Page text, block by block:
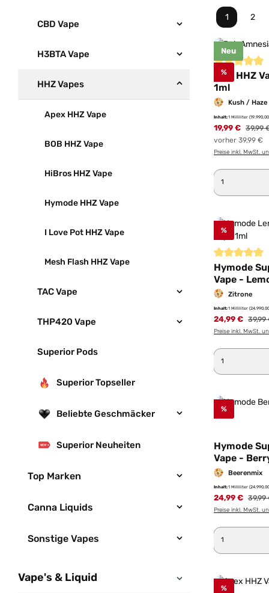
CBD Vape
H3BTA Vape
HHZ Vapes
Apex HHZ Vape
BOB HHZ Vape
HiBros HHZ Vape
Hymode HHZ Vape
I Love Pot HHZ Vape
Mesh Flash HHZ Vape
TAC Vape
THP420 Vape
Superior Pods
Superior Topseller
Beliebte Geschmäcker
Superior Neuheiten
Top Marken
Canna Liquids
Sonstige Vapes
Vape's & Liquid
Seite
1
Seite
2
Neu
%
BOB HHZ
1ml
Kush / Haze
Inhalt:1 Milliliter
19,99 € 39,99
vorher 39,99 €
Preise inkl. MwSt.
Produkt
%
Hymode
Vape -
Zitrone
Inhalt:1 Milliliter
24,99 € 39,99
Preise inkl. MwSt.
Produkt
%
Hymode
Vape -
Beerenmix
Inhalt:1 Milliliter
24,99 € 39,99
Preise inkl. MwSt.
Produkt
%